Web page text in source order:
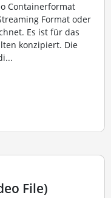
Containerformat
Format oder
Es ist für das
konzipiert. Die
File)